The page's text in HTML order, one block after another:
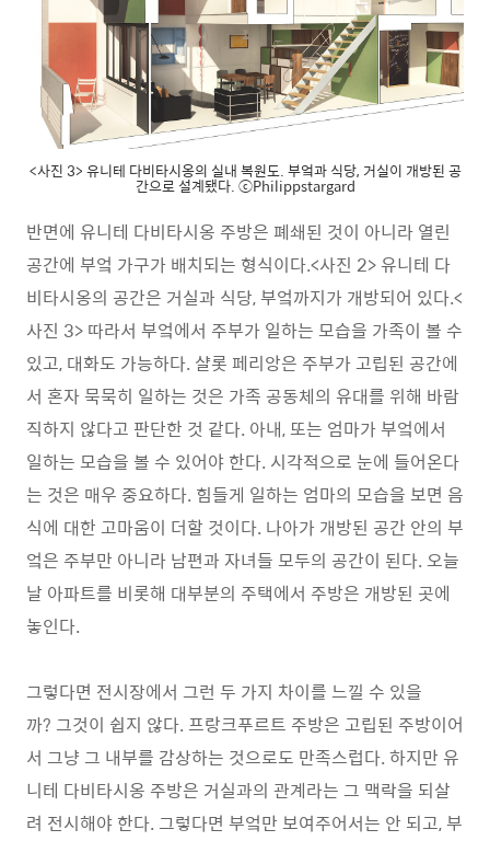
<사진 3> 유니테 다비타시옹의 실내 복원도. 부엌과 식당, 거실이 개방된 공
간으로 설계됐다. ⓒPhilippstargard
반면에 유니테 다비타시옹 주방은 폐쇄된 것이 아니라 열린
공간에 부엌 가구가 배치되는 형식이다.<사진 2> 유니테 다
비타시옹의 공간은 거실과 식당, 부엌까지가 개방되어 있다.<
사진 3> 따라서 부엌에서 주부가 일하는 모습을 가족이 볼 수
있고, 대화도 가능하다. 샬롯 페리앙은 주부가 고립된 공간에
서 혼자 묵묵히 일하는 것은 가족 공동체의 유대를 위해 바람
직하지 않다고 판단한 것 같다. 아내, 또는 엄마가 부엌에서
일하는 모습을 볼 수 있어야 한다. 시각적으로 눈에 들어온다
는 것은 매우 중요하다. 힘들게 일하는 엄마의 모습을 보면 음
식에 대한 고마움이 더할 것이다. 나아가 개방된 공간 안의 부
엌은 주부만 아니라 남편과 자녀들 모두의 공간이 된다. 오늘
날 아파트를 비롯해 대부분의 주택에서 주방은 개방된 곳에
놓인다.
그렇다면 전시장에서 그런 두 가지 차이를 느낄 수 있을
까? 그것이 쉽지 않다. 프랑크푸르트 주방은 고립된 주방이어
서 그냥 그 내부를 감상하는 것으로도 만족스럽다. 하지만 유
니테 다비타시옹 주방은 거실과의 관계라는 그 맥락을 되살
려 전시해야 한다. 그렇다면 부엌만 보여주어서는 안 되고, 부